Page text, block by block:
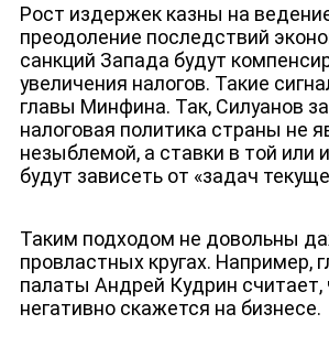
Рост издержек казны на
преодоление последствий
санкций Запада будут
увеличения налогов. Такие
главы Минфина. Так, Силуанов
налоговая политика страны не
незыблемой, а ставки в той или
будут зависеть от «задач
Таким подходом не довольны
провластных кругах. Например,
палаты Андрей Кудрин считает,
негативно скажется на бизнесе.